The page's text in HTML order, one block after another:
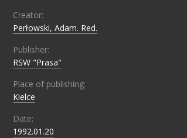
Creator:
Perłowski, Adam. Red.
Publisher:
RSW "Prasa"
Place of publishing:
Kielce
Date:
1992.01.20